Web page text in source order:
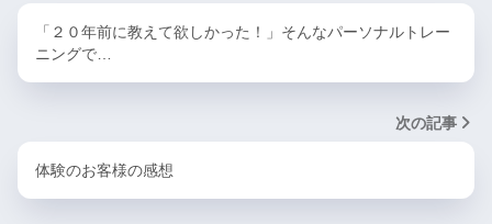
「２０年前に教えて欲しかった！」そんなパーソナルトレー
ニングで…
次の記事
体験のお客様の感想